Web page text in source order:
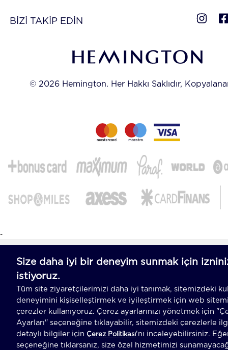
BİZİ TAKİP EDİN
© 2026 Hemington. Her Hakkı Saklıdır,
-